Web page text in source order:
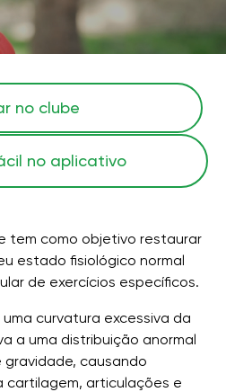
no clube
no aplicativo
tem como objetivo restaurar
estado fisiológico normal
de exercícios específicos.
curvatura excessiva da
a uma distribuição anormal
causando
articulações e